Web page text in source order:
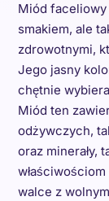
Miód
smakiem, ale
zdrowotnymi,
Jego jasny
chętnie
Miód ten
odżywczych,
oraz minerały,
walce z